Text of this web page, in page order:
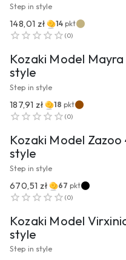
Step in style
148,01 zł 14 pkt
(0)
PRZEJDŹ
Kozaki Model
style
Step in style
187,91 zł 18 pkt
(0)
PRZEJDŹ
Kozaki Model
style
Step in style
670,51 zł 67 pkt
(0)
PRZEJDŹ
Kozaki Model
style
Step in style